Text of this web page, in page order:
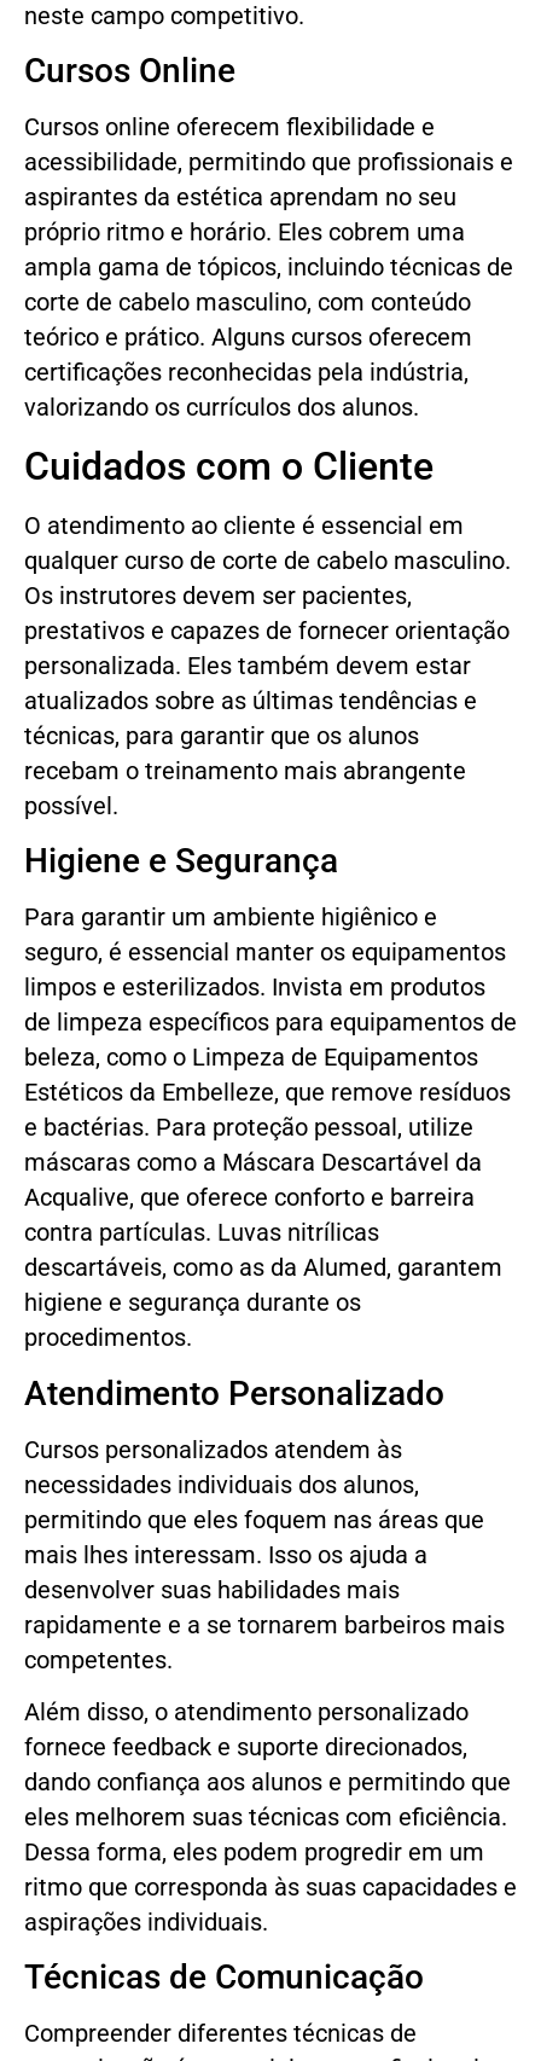
neste campo competitivo.
Cursos Online
Cursos online oferecem flexibilidade e
acessibilidade, permitindo que profissionais e
aspirantes da estética aprendam no seu
próprio ritmo e horário. Eles cobrem uma
ampla gama de tópicos, incluindo técnicas de
corte de cabelo masculino, com conteúdo
teórico e prático. Alguns cursos oferecem
certificações reconhecidas pela indústria,
valorizando os currículos dos alunos.
Cuidados com o Cliente
O atendimento ao cliente é essencial em
qualquer curso de corte de cabelo masculino.
Os instrutores devem ser pacientes,
prestativos e capazes de fornecer orientação
personalizada. Eles também devem estar
atualizados sobre as últimas tendências e
técnicas, para garantir que os alunos
recebam o treinamento mais abrangente
possível.
Higiene e Segurança
Para garantir um ambiente higiênico e
seguro, é essencial manter os equipamentos
limpos e esterilizados. Invista em produtos
de limpeza específicos para equipamentos de
beleza, como o Limpeza de Equipamentos
Estéticos da Embelleze, que remove resíduos
e bactérias. Para proteção pessoal, utilize
máscaras como a Máscara Descartável da
Acqualive, que oferece conforto e barreira
contra partículas. Luvas nitrílicas
descartáveis, como as da Alumed, garantem
higiene e segurança durante os
procedimentos.
Atendimento Personalizado
Cursos personalizados atendem às
necessidades individuais dos alunos,
permitindo que eles foquem nas áreas que
mais lhes interessam. Isso os ajuda a
desenvolver suas habilidades mais
rapidamente e a se tornarem barbeiros mais
competentes.
Além disso, o atendimento personalizado
fornece feedback e suporte direcionados,
dando confiança aos alunos e permitindo que
eles melhorem suas técnicas com eficiência.
Dessa forma, eles podem progredir em um
ritmo que corresponda às suas capacidades e
aspirações individuais.
Técnicas de Comunicação
Compreender diferentes técnicas de